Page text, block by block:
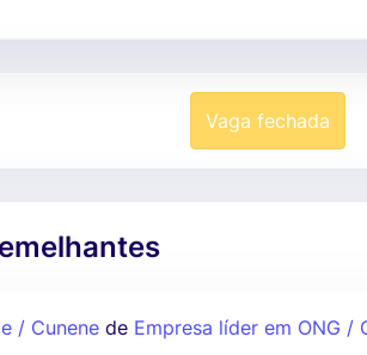
Vaga fechada
/ Cunene de Empresa líder em ONG /